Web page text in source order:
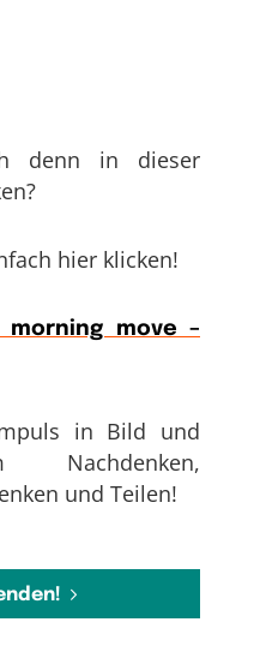
denn in dieser
hier klicken!
move –
in Bild und
Nachdenken,
und Teilen!